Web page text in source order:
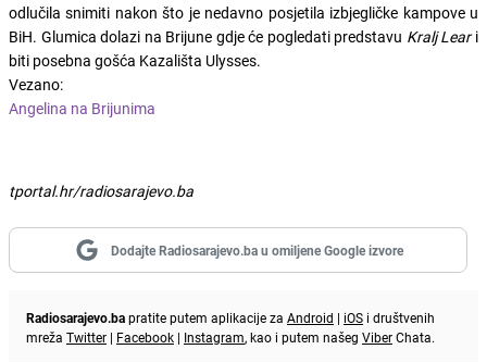
odlučila snimiti nakon što je nedavno posjetila izbjegličke kampove u
BiH. Glumica dolazi na Brijune gdje će pogledati predstavu Kralj Leari
biti posebna gošća Kazališta Ulysses.
Vezano:
Angelina na Brijunima
tportal.hr/radiosarajevo.ba
Dodajte Radiosarajevo.ba u omiljene Google izvore
Radiosarajevo.bapratite putem aplikacije za Android | iOS i društvenih
mreža Twitter | Facebook | Instagram, kao i putem našeg ViberChata.